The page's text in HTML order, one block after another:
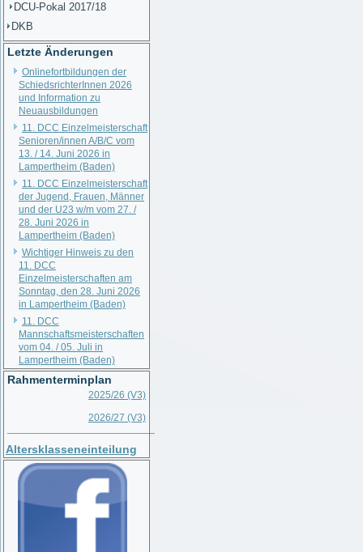
DCU-Pokal 2017/18
DKB
Letzte Änderungen
Onlinefortbildungen der
SchiedsrichterInnen 2026
und Information zu
Neuausbildungen
11. DCC Einzelmeisterschaft
Senioren/innen A/B/C vom
13. / 14. Juni 2026 in
Lampertheim (Baden)
11. DCC Einzelmeisterschaft
der Jugend, Frauen, Männer
und der U23 w/m vom 27. /
28. Juni 2026 in
Lampertheim (Baden)
Wichtiger Hinweis zu den
11. DCC
Einzelmeisterschaften am
Sonntag, den 28. Juni 2026
in Lampertheim (Baden)
11. DCC
Mannschaftsmeisterschaften
vom 04. / 05. Juli in
Lampertheim (Baden)
Rahmenterminplan
2025/26 (V3)
2026/27 (V3)
Altersklasseneinteilung